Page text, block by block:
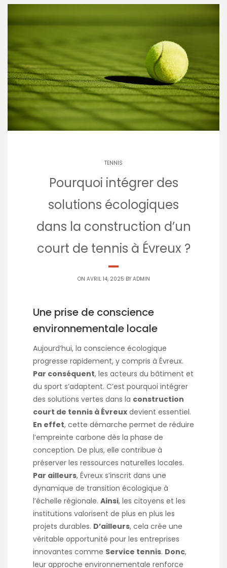
TENNIS
Pourquoi intégrer des
solutions écologiques
dans la construction d’un
court de tennis à Évreux ?​
ON AVRIL 14, 2025 BY ADMIN
Une prise de conscience
environnementale locale
Aujourd’hui, la conscience écologique
progresse rapidement, y compris à Évreux.
Par conséquent, les acteurs du bâtiment et
du sport s’adaptent. C’est pourquoi intégrer
des solutions vertes dans la construction
court de tennis à Évreux devient essentiel.
En effet, cette démarche permet de réduire
l’empreinte carbone dès la phase de
conception. De plus, elle contribue à
préserver les ressources naturelles locales.
Par ailleurs, Évreux s’inscrit dans une
dynamique de transition écologique à
l’échelle régionale. Ainsi, les citoyens et les
institutions valorisent de plus en plus les
projets durables. D’ailleurs, cela crée une
véritable opportunité pour les entreprises
innovantes comme Service tennis. Donc,
leur approche environnementale renforce